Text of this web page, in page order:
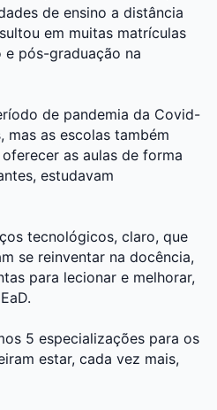
de ensino a distância
em muitas matrículas
e pós-graduação na
de pandemia da Covid-
mas as escolas também
as aulas de forma
estudavam
tecnológicos, claro, que
se reinventar na docência,
para lecionar e melhorar,
5 especializações para os
estar, cada vez mais,